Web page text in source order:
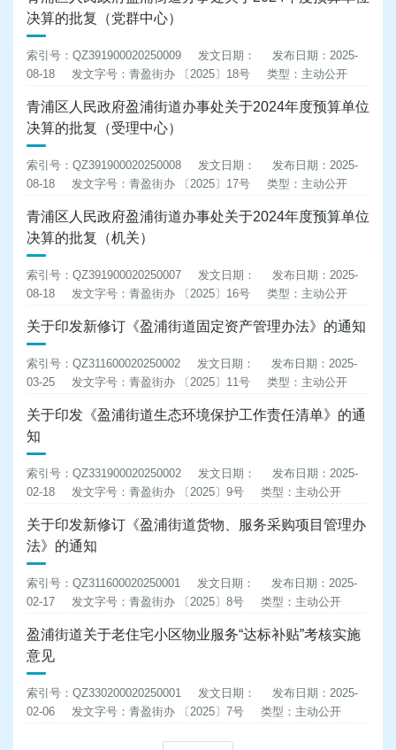
决算的批复（党群中心）
索引号：QZ391900020250009 发文日期：
发布日期：2025-
08-18
发文字号：青盈街办 〔2025〕18号 类型：主动公开
青浦区人民政府盈浦街道办事处关于2024年度预算单位
决算的批复（受理中心）
索引号：QZ391900020250008 发文日期：
发布日期：2025-
08-18
发文字号：青盈街办 〔2025〕17号 类型：主动公开
青浦区人民政府盈浦街道办事处关于2024年度预算单位
决算的批复（机关）
索引号：QZ391900020250007 发文日期：
发布日期：2025-
08-18
发文字号：青盈街办 〔2025〕16号 类型：主动公开
关于印发新修订《盈浦街道固定资产管理办法》的通知
索引号：QZ311600020250002 发文日期：
发布日期：2025-
03-25
发文字号：青盈街办 〔2025〕11号 类型：主动公开
关于印发《盈浦街道生态环境保护工作责任清单》的通
知
索引号：QZ331900020250002 发文日期：
发布日期：2025-
02-18
发文字号：青盈街办 〔2025〕9号 类型：主动公开
关于印发新修订《盈浦街道货物、服务采购项目管理办
法》的通知
索引号：QZ311600020250001 发文日期：
发布日期：2025-
02-17
发文字号：青盈街办 〔2025〕8号 类型：主动公开
盈浦街道关于老住宅小区物业服务“达标补贴”考核实施
意见
索引号：QZ330200020250001 发文日期：
发布日期：2025-
02-06
发文字号：青盈街办 〔2025〕7号 类型：主动公开